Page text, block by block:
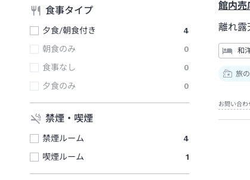
食事タイプ
夕食/朝食付き
4
朝食のみ
0
食事なし
0
夕食のみ
0
禁煙・喫煙
禁煙ルーム
4
喫煙ルーム
1
館内売
離れ露
和
旅
お問い合わ